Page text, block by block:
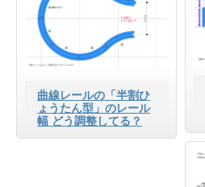
曲線レールの「半割ひ
ょうたん型」のレール
幅 どう調整してる？